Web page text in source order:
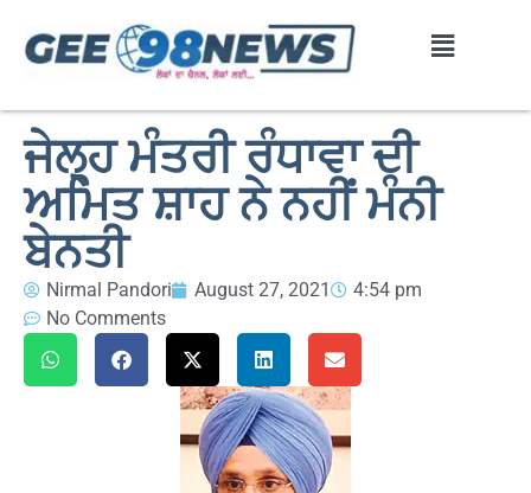
ਜੇਲ੍ਹ ਮੰਤਰੀ ਰੰਧਾਵਾ ਦੀ
ਅਮਿਤ ਸ਼ਾਹ ਨੇ ਨਹੀਂ ਮੰਨੀ
ਬੇਨਤੀ
Nirmal Pandori August 27, 2021
4:54 pm
No Comments